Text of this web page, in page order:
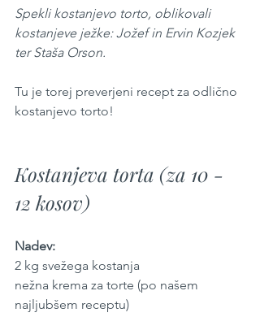
Spekli kostanjevo torto, oblikovali
kostanjeve ježke: Jožef in Ervin Kozjek
ter Staša Orson.
Tu je torej preverjeni recept za odlično
kostanjevo torto!
Kostanjeva torta (za 10 -
12 kosov)
Nadev:
2 kg svežega kostanja
nežna krema za torte (po našem
najljubšem receptu)